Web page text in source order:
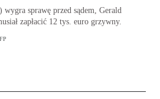
sprawę przed sądem, Gerald
zapłacić 12 tys. euro grzywny.